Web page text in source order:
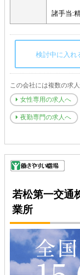
諸手当:
検討中に入れ
この会社には複数の求
女性専用の求人へ
夜勤専門の求人へ
若松第一交通
業所